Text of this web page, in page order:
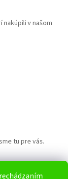
v našom
tu pre vás.